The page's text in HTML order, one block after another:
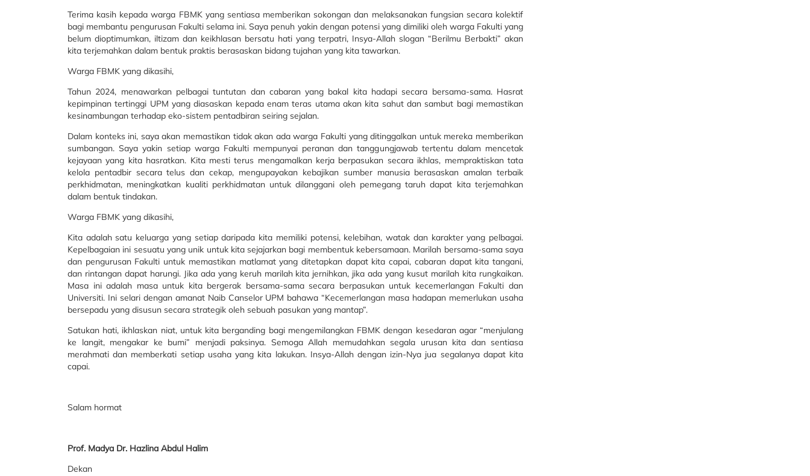
Terima kasih kepada warga FBMK yang sentiasa memberikan sokongan dan melaksanakan fungsian secara kolektif
bagi membantu pengurusan Fakulti selama ini. Saya penuh yakin dengan potensi yang dimiliki oleh warga Fakulti yang
belum dioptimumkan, iltizam dan keikhlasan bersatu hati yang terpatri, Insya-Allah slogan “Berilmu Berbakti” akan
kita terjemahkan dalam bentuk praktis berasaskan bidang tujahan yang kita tawarkan.
Warga FBMK yang dikasihi,
Tahun 2024, menawarkan pelbagai tuntutan dan cabaran yang bakal kita hadapi secara bersama-sama. Hasrat
kepimpinan tertinggi UPM yang diasaskan kepada enam teras utama akan kita sahut dan sambut bagi memastikan
kesinambungan terhadap eko-sistem pentadbiran seiring sejalan.
Dalam konteks ini, saya akan memastikan tidak akan ada warga Fakulti yang ditinggalkan untuk mereka memberikan
sumbangan. Saya yakin setiap warga Fakulti mempunyai peranan dan tanggungjawab tertentu dalam mencetak
kejayaan yang kita hasratkan. Kita mesti terus mengamalkan kerja berpasukan secara ikhlas, mempraktiskan tata
kelola pentadbir secara telus dan cekap, mengupayakan kebajikan sumber manusia berasaskan amalan terbaik
perkhidmatan, meningkatkan kualiti perkhidmatan untuk dilanggani oleh pemegang taruh dapat kita terjemahkan
dalam bentuk tindakan.
Warga FBMK yang dikasihi,
Kita adalah satu keluarga yang setiap daripada kita memiliki potensi, kelebihan, watak dan karakter yang pelbagai.
Kepelbagaian ini sesuatu yang unik untuk kita sejajarkan bagi membentuk kebersamaan. Marilah bersama-sama saya
dan pengurusan Fakulti untuk memastikan matlamat yang ditetapkan dapat kita capai, cabaran dapat kita tangani,
dan rintangan dapat harungi. Jika ada yang keruh marilah kita jernihkan, jika ada yang kusut marilah kita rungkaikan.
Masa ini adalah masa untuk kita bergerak bersama-sama secara berpasukan untuk kecemerlangan Fakulti dan
Universiti. Ini selari dengan amanat Naib Canselor UPM bahawa “Kecemerlangan masa hadapan memerlukan usaha
bersepadu yang disusun secara strategik oleh sebuah pasukan yang mantap”.
Satukan hati, ikhlaskan niat, untuk kita berganding bagi mengemilangkan FBMK dengan kesedaran agar “menjulang
ke langit, mengakar ke bumi” menjadi paksinya. Semoga Allah memudahkan segala urusan kita dan sentiasa
merahmati dan memberkati setiap usaha yang kita lakukan. Insya-Allah dengan izin-Nya jua segalanya dapat kita
capai.
Salam hormat
Prof. Madya Dr. Hazlina Abdul Halim
Dekan